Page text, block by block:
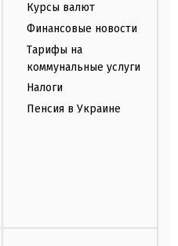
Курсы валют
Финансовые новости
Тарифы на
коммунальные услуги
Налоги
Пенсия в Украине